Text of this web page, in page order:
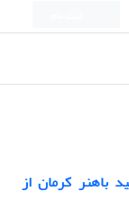
باهنر کرمان از